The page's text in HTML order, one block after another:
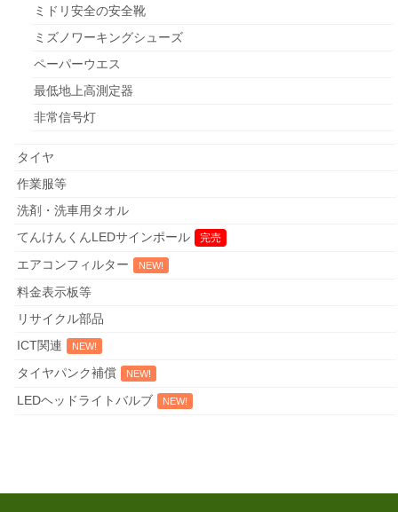
料金表示板等
リサイクル部品
タイヤパンク補償
LEDヘッドライトバルブ
整備事業者に役立つ情報・書籍・帳票
事業者支援
メカコミ
従業員の資質及び技術力向上のために
売上を伸ばすために
ミドリ安全の安全靴
ミズノワーキングシューズ
ペーパーウエス
最低地上高測定器
非常信号灯
タイヤ
作業服等
洗剤・洗車用タオル
てんけんくんLEDサインポール
エアコンフィルター
料金表示板等
リサイクル部品
ICT関連
タイヤパンク補償
LEDヘッドライトバルブ